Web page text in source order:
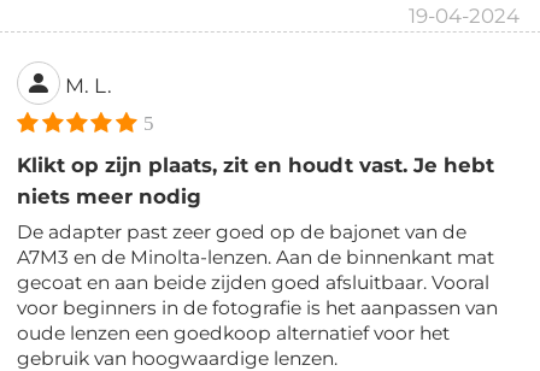
19-04-2024
M. L.
5
Klikt op zijn plaats, zit en houdt vast. Je hebt
niets meer nodig
De adapter past zeer goed op de bajonet van de
A7M3 en de Minolta-lenzen. Aan de binnenkant mat
gecoat en aan beide zijden goed afsluitbaar. Vooral
voor beginners in de fotografie is het aanpassen van
oude lenzen een goedkoop alternatief voor het
gebruik van hoogwaardige lenzen.